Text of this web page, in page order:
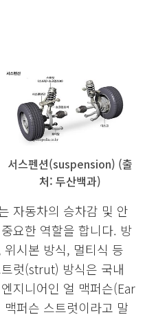
서스펜션(suspension) (출
처: 두산백과)
자동차의 승차감 및 안
요한 역할을 합니다. 방
시본 방식, 멀티식 등
럿(strut) 방식은 국내
지니어인 얼 맥퍼슨(Ear
퍼슨 스트럿이라고 말